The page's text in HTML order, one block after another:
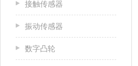
接触传感器
振动传感器
数字凸轮